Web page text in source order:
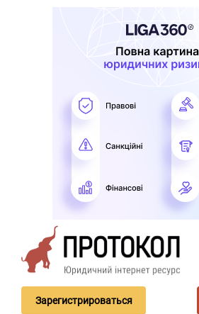
Зарегистрироваться